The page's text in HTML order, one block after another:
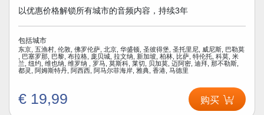
以优惠价格解锁所有城市的音频内容，持续3年
包括城市
东京, 五渔村, 伦敦, 佛罗伦萨, 北京, 华盛顿, 圣彼得堡, 圣托里尼, 威尼斯, 巴勒莫
, 巴塞罗那, 巴黎, 布拉格, 庞贝城, 拉文纳, 新加坡, 柏林, 比萨, 特伦托, 科莫, 米
兰, 纽约, 维也纳, 维罗纳 , 罗马, 莫斯科, 莱切, 贝加莫, 迈阿密, 迪拜, 那不勒斯,
都灵, 阿姆斯特丹, 阿西西, 阿马尔菲海岸, 雅典, 香港, 马德里
€ 19,99 购买